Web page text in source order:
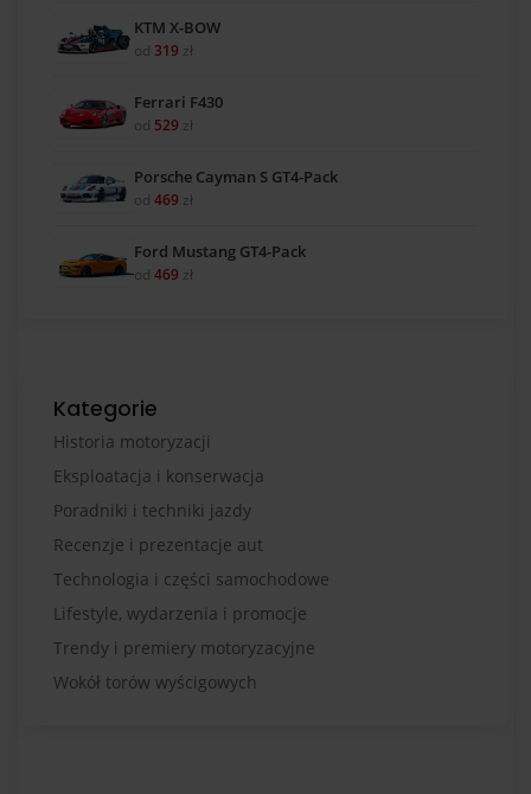
KTM X-BOW
od 319 zł
Ferrari F430
od 529 zł
Porsche Cayman S GT4-Pack
od 469 zł
Ford Mustang GT4-Pack
od 469 zł
Kategorie
Historia motoryzacji
Eksploatacja i konserwacja
Poradniki i techniki jazdy
Recenzje i prezentacje aut
Technologia i części samochodowe
Lifestyle, wydarzenia i promocje
Trendy i premiery motoryzacyjne
Wokół torów wyścigowych